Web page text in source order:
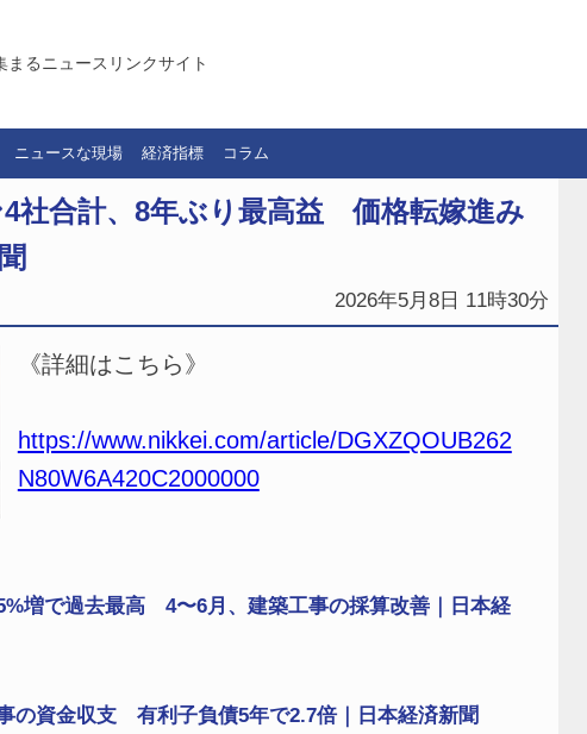
るニュースリンクサイト
ニュースな現場 経済指標 コラム
4社合計、8年ぶり最高益 価格転嫁進み
2026年5月8日 11時30分
《詳細はこちら》
https://www.nikkei.com/article/DGXZQOUB262
N80W6A420C2000000
増で過去最高 4〜6月、建築工事の採算改善｜日本経
の資金収支 有利子負債5年で2.7倍｜日本経済新聞